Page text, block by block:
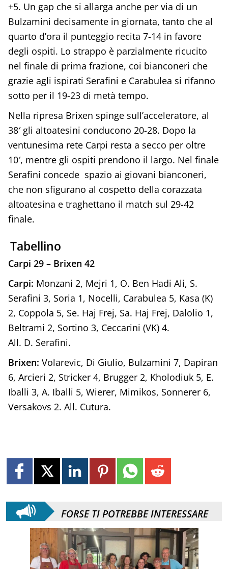
+5. Un gap che si allarga anche per via di un
Bulzamini decisamente in giornata, tanto che al
quarto d’ora il punteggio recita 7-14 in favore
degli ospiti. Lo strappo è parzialmente ricucito
nel finale di prima frazione, coi bianconeri che
grazie agli ispirati Serafini e Carabulea si rifanno
sotto per il 19-23 di metà tempo.
Nella ripresa Brixen spinge sull’acceleratore, al
38′ gli altoatesini conducono 20-28. Dopo la
ventunesima rete Carpi resta a secco per oltre
10′, mentre gli ospiti prendono il largo. Nel finale
Serafini concede spazio ai giovani bianconeri,
che non sfigurano al cospetto della corazzata
altoatesina e traghettano il match sul 29-42
finale.
Tabellino
Carpi 29 – Brixen 42
Carpi: Monzani 2, Mejri 1, O. Ben Hadi Ali, S.
Serafini 3, Soria 1, Nocelli, Carabulea 5, Kasa (K)
2, Coppola 5, Se. Haj Frej, Sa. Haj Frej, Dalolio 1,
Beltrami 2, Sortino 3, Ceccarini (VK) 4.
All. D. Serafini.
Brixen: Volarevic, Di Giulio, Bulzamini 7, Dapiran
6, Arcieri 2, Stricker 4, Brugger 2, Kholodiuk 5, E.
Iballi 3, A. Iballi 5, Wierer, Mimikos, Sonnerer 6,
Versakovs 2. All. Cutura.
FORSE TI POTREBBE INTERESSARE